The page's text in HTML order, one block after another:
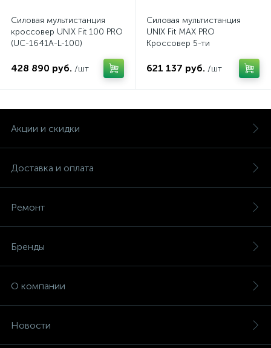
Силовая мультистанция
кроссовер UNIX Fit 100 PRO
(UC-1641A-L-100)
428 890 руб. /шт
Силовая мультистанция
UNIX Fit MAX PRO
Кроссовер 5-ти
SET1614B)
621 137 руб. /шт
Акции и скидки
Доставка и оплата
Ремонт
Бренды
О компании
Новости